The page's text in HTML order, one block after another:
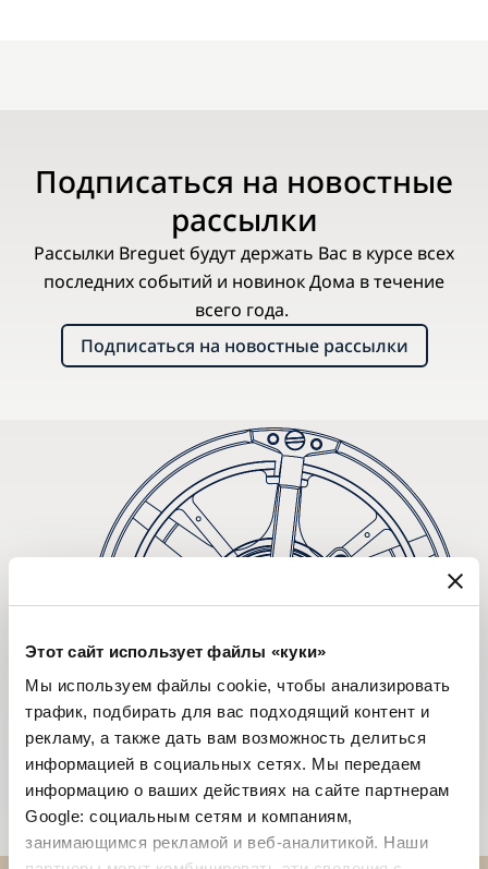
Этот сайт использует файлы «куки»
Мы используем файлы cookie, чтобы анализировать
трафик, подбирать для вас подходящий контент и
рекламу, а также дать вам возможность делиться
информацией в социальных сетях. Мы передаем
информацию о ваших действиях на сайте партнерам
Google: социальным сетям и компаниям,
занимающимся рекламой и веб-аналитикой. Наши
Подписаться на новостные
рассылки
Рассылки Breguet будут держать Вас в курсе всех
последних событий и новинок Дома в течение
всего года.
Подписаться на новостные рассылки